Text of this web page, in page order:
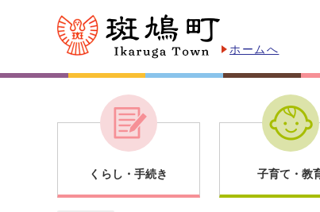
ホームへ
くらし・手続き 子育て・教